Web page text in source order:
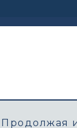
Продолжая